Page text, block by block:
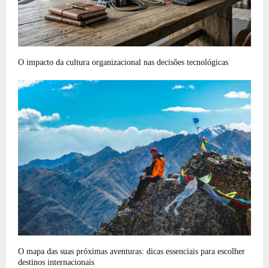
O impacto da cultura organizacional nas decisões tecnológicas
O mapa das suas próximas aventuras: dicas essenciais para escolher
destinos internacionais